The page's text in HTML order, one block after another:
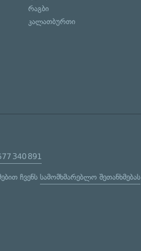
რაგბი
კალათბურთი
340 891
ჩვენს სამომხმარებლო შეთანხმებას